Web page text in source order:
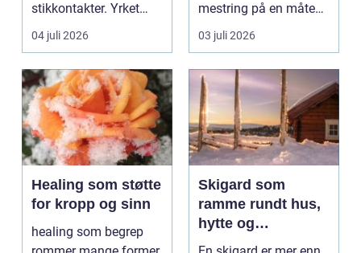
stikkontakter. Yrket
handler om sikker...
04 juli 2026
mestring på en måte
få andre aktiviteter
gjør...
03 juli 2026
Healing som støtte
for kropp og sinn
healing som begrep
Skigard som
ramme rundt hus,
hytte og
kulturlandskap